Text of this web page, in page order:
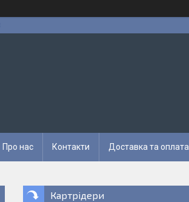
Про нас Контакти Доставка та оплата
Картрідери